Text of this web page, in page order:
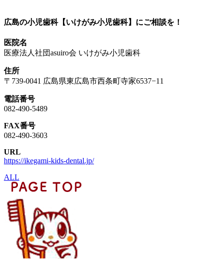
広島の小児歯科【いけがみ小児歯科】にご相談を！
医院名
医療法人社団asuiro会 いけがみ小児歯科
住所
〒739-0041 広島県東広島市西条町寺家6537−11
電話番号
082-490-5489
FAX番号
082-490-3603
URL
https://ikegami-kids-dental.jp/
ALL